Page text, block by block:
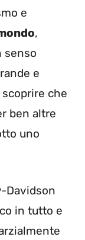
e
,
senso
e
che
ben altre
uno
Davidson
in tutto e